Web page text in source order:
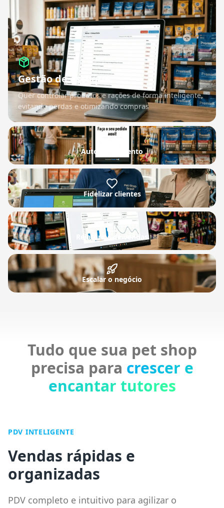
Gestão de estoque
Quer controlar produtos e rações de forma inteligente,
evitando perdas e otimizando compras
Autoatendimento
Fidelizar clientes
Relatórios de vendas
Escalar o negócio
Tudo que sua pet shop
precisa para crescer e
encantar tutores
PDV INTELIGENTE
Vendas rápidas e
organizadas
PDV completo e intuitivo para agilizar o